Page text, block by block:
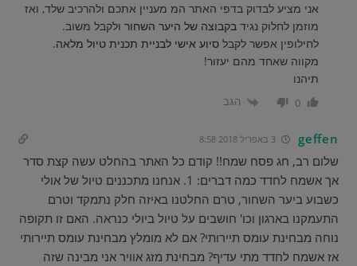
אני מציע לבדוק בדפי האתר המ מעניין אתכם ולהרכיב שלד, ואז
מוזמן לחלוק נגידבקבוצה של היער השחור ולקבל משוב.
לחילופין אפשר לקבלסיוע אישי לבניית תכנית טיול מלאה.
מקווה שאחד מהם יעזור!
תיהנו
0 הגב
geffen
שלום רב, חג פסח שמח!! קודם כל האתר בהחלט עשה קצת סדר
אך אשמח לחדד כמה דברים: 1. אנחנו מתכננים טיול של אולי
כשבוע ביער השחור, טרם החלטנו באיזה חלק נתמקד וטרם
התעמקנו בארגון וכו' חושבים על טיול ביולי כנראה. האם זו תקופה
נוחה מבחינת עומס תיירותי? אם לא מומלץ מבחינת עומס תיירותי
אז אשמח לחדד מתי עדיף? מבחינת מזג אוויר אני מבינה שזה